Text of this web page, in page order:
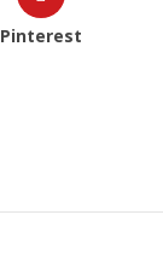
Pinterest